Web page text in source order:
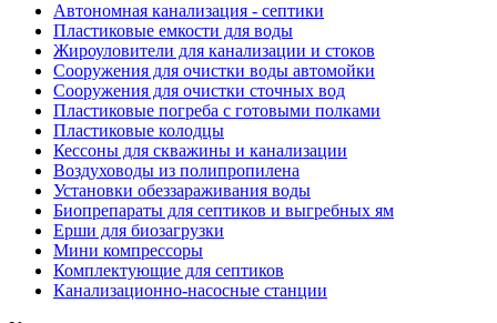
Автономная канализация - септики
Пластиковые емкости для воды
Жироуловители для канализации и стоков
Сооружения для очистки воды автомойки
Сооружения для очистки сточных вод
Пластиковые погреба с готовыми полками
Пластиковые колодцы
Кессоны для скважины и канализации
Воздуховоды из полипропилена
Установки обеззараживания воды
Биопрепараты для септиков и выгребных ям
Ерши для биозагрузки
Мини компрессоры
Комплектующие для септиков
Канализационно-насосные станции